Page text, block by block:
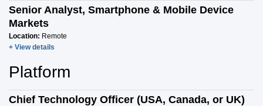
Senior Analyst, Smartphone & Mobile Device
Markets
Location: Remote
+ View details
Platform
Chief Technology Officer (USA, Canada, or UK)